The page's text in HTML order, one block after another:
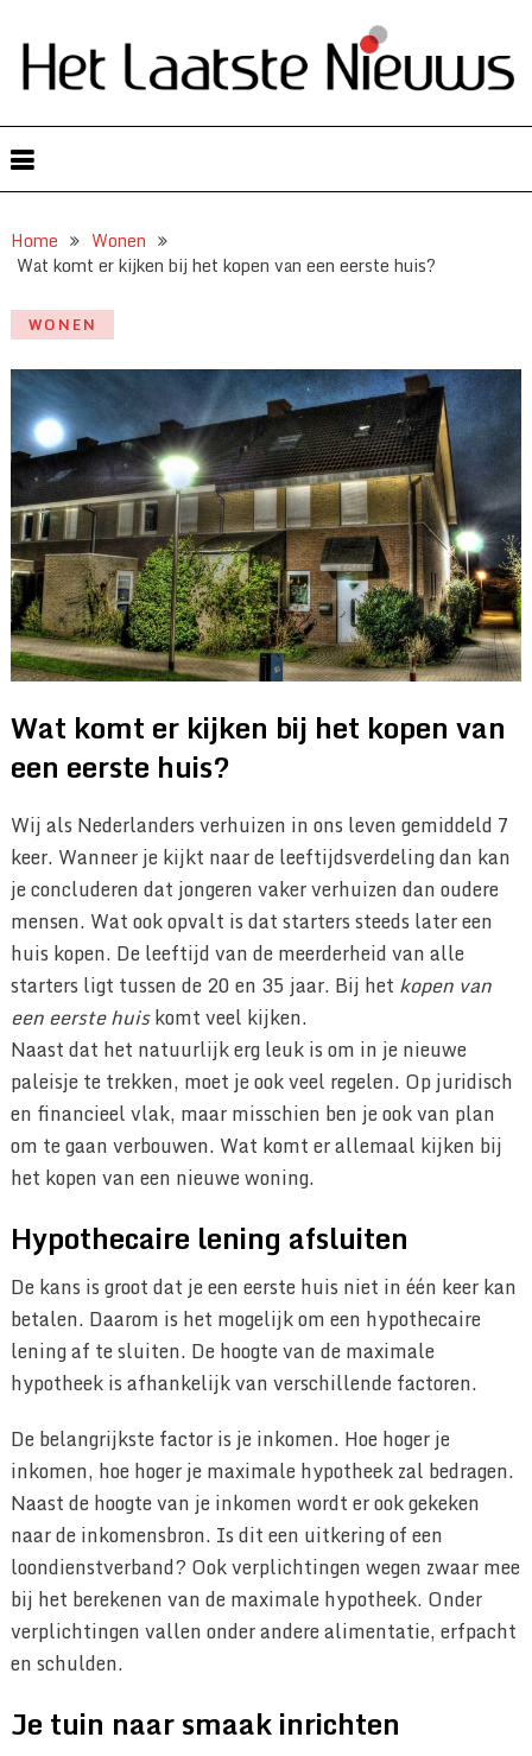
Home
Wonen
Wat komt er kijken bij het kopen van een eerste huis?
WONEN
Wat komt er kijken bij het kopen van
een eerste huis?
Wij als Nederlanders verhuizen in ons leven gemiddeld 7
keer. Wanneer je kijkt naar de leeftijdsverdeling dan kan
je concluderen dat jongeren vaker verhuizen dan oudere
mensen. Wat ook opvalt is dat starters steeds later een
huis kopen. De leeftijd van de meerderheid van alle
starters ligt tussen de 20 en 35 jaar. Bij het kopen van
een eerste huiskomt veel kijken.
Naast dat het natuurlijk erg leuk is om in je nieuwe
paleisje te trekken, moet je ook veel regelen. Op juridisch
en financieel vlak, maar misschien ben je ook van plan
om te gaan verbouwen. Wat komt er allemaal kijken bij
het kopen van een nieuwe woning.
Hypothecaire lening afsluiten
De kans is groot dat je een eerste huis niet in één keer kan
betalen. Daarom is het mogelijk om een hypothecaire
lening af te sluiten. De hoogte van de maximale
hypotheek is afhankelijk van verschillende factoren.
De belangrijkste factor is je inkomen. Hoe hoger je
inkomen, hoe hoger je maximale hypotheek zal bedragen.
Naast de hoogte van je inkomen wordt er ook gekeken
naar de inkomensbron. Is dit een uitkering of een
loondienstverband? Ook verplichtingen wegen zwaar mee
bij het berekenen van de maximale hypotheek. Onder
verplichtingen vallen onder andere alimentatie, erfpacht
en schulden.
Je tuin naar smaak inrichten